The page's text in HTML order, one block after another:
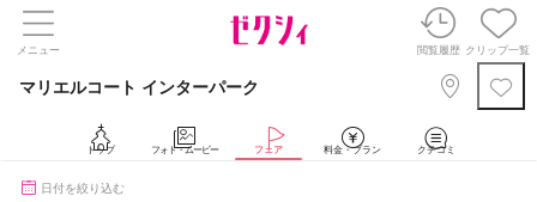
メニュー 閲覧履歴 クリップ一覧
マリエルコート インターパーク
トップ フォト・ムービー フェア 料金・プラン クチコミ
日付を絞り込む